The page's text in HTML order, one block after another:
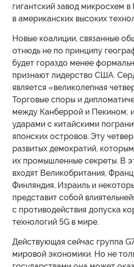
гигантский завод микросхем
в американских высоких
Новые коалиции, связанные
отнюдь не по принципу
будет гораздо менее
признают лидерство США.
является «великолепная
Торговые споры и
между Канберрой и Пекином;
ударами с китайскими
японских островов. Эту
развитых демократий,
их промышленные секреты. В
входят Великобритания,
Финляндия, Израиль и
представит собой
с противодействия допуска
технологий 5G в мире.
Действующая сейчас группа
мировой экономики. Но не